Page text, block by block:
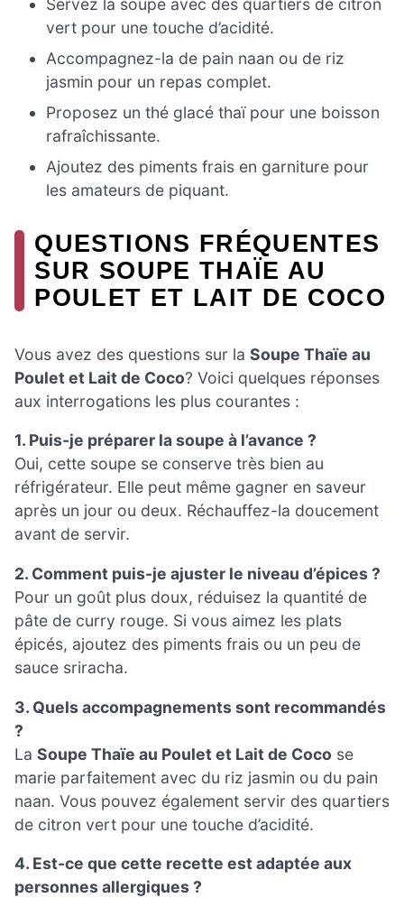
vert pour une touche d’acidité.
Accompagnez-la de pain naan ou de riz
jasmin pour un repas complet.
Proposez un thé glacé thaï pour une boisson
rafraîchissante.
Ajoutez des piments frais en garniture pour
les amateurs de piquant.
QUESTIONS FRÉQUENTES
SUR SOUPE THAÏE AU
POULET ET LAIT DE COCO
Vous avez des questions sur la Soupe Thaïe au
Poulet et Lait de Coco? Voici quelques réponses
aux interrogations les plus courantes :
1. Puis-je préparer la soupe à l’avance ?
Oui, cette soupe se conserve très bien au
réfrigérateur. Elle peut même gagner en saveur
après un jour ou deux. Réchauffez-la doucement
avant de servir.
2. Comment puis-je ajuster le niveau d’épices ?
Pour un goût plus doux, réduisez la quantité de
pâte de curry rouge. Si vous aimez les plats
épicés, ajoutez des piments frais ou un peu de
sauce sriracha.
3. Quels accompagnements sont recommandés
?
La Soupe Thaïe au Poulet et Lait de Coco se
marie parfaitement avec du riz jasmin ou du pain
naan. Vous pouvez également servir des quartiers
de citron vert pour une touche d’acidité.
4. Est-ce que cette recette est adaptée aux
personnes allergiques ?